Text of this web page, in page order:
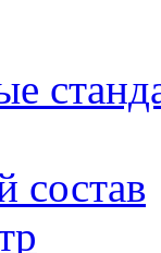
состав